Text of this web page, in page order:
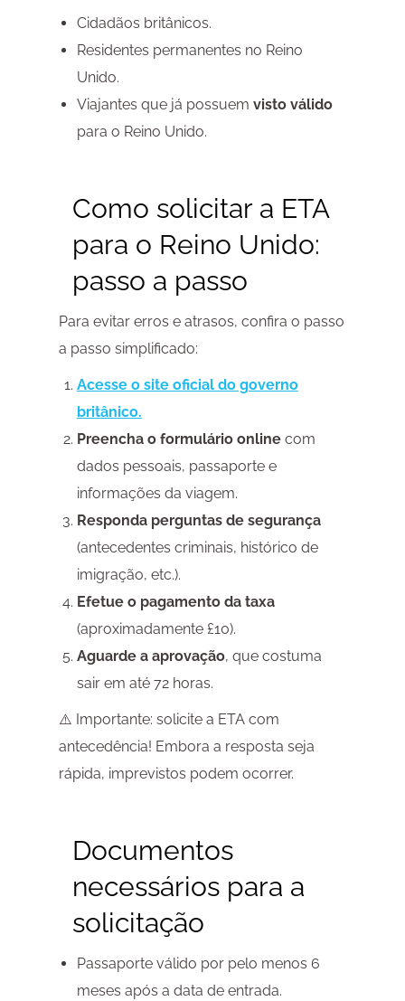
Cidadãos britânicos.
Residentes permanentes no Reino
Unido.
Viajantes que já possuem visto válido
para o Reino Unido.
Como solicitar a ETA
para o Reino Unido:
passo a passo
Para evitar erros e atrasos, confira o passo
a passo simplificado:
Acesse o site oficial do governo
britânico.
Preencha o formulário onlinecom
dados pessoais, passaporte e
informações da viagem.
Responda perguntas de segurança
(antecedentes criminais, histórico de
imigração, etc.).
Efetue o pagamento da taxa
(aproximadamente £10).
Aguarde a aprovação, que costuma
sair em até 72 horas.
⚠️ Importante: solicite a ETA com
antecedência! Embora a resposta seja
rápida, imprevistos podem ocorrer.
Documentos
necessários para a
solicitação
Passaporte válido por pelo menos 6
meses após a data de entrada.